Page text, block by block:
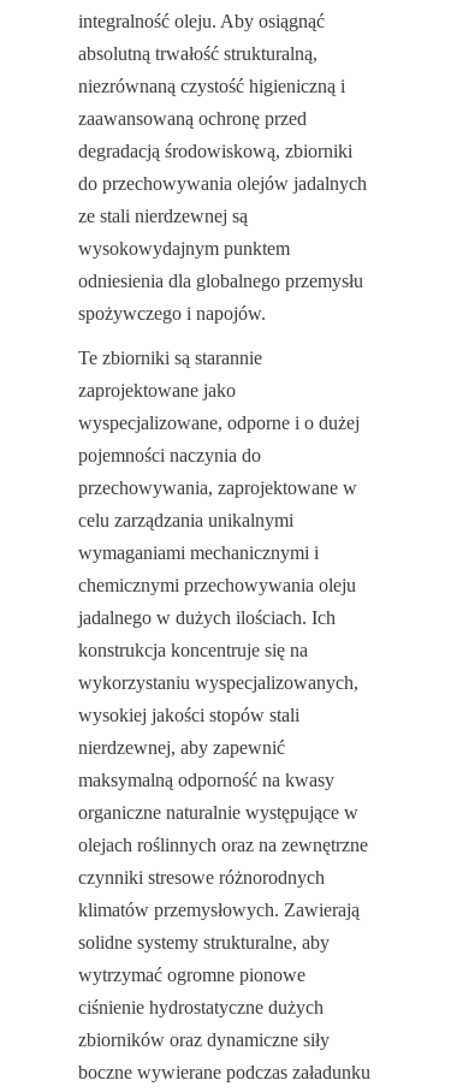
integralność oleju. Aby osiągnąć
absolutną trwałość strukturalną,
niezrównaną czystość higieniczną i
zaawansowaną ochronę przed
degradacją środowiskową, zbiorniki
do przechowywania olejów jadalnych
ze stali nierdzewnej są
wysokowydajnym punktem
odniesienia dla globalnego przemysłu
spożywczego i napojów.
Te zbiorniki są starannie
zaprojektowane jako
wyspecjalizowane, odporne i o dużej
pojemności naczynia do
przechowywania, zaprojektowane w
celu zarządzania unikalnymi
wymaganiami mechanicznymi i
chemicznymi przechowywania oleju
jadalnego w dużych ilościach. Ich
konstrukcja koncentruje się na
wykorzystaniu wyspecjalizowanych,
wysokiej jakości stopów stali
nierdzewnej, aby zapewnić
maksymalną odporność na kwasy
organiczne naturalnie występujące w
olejach roślinnych oraz na zewnętrzne
czynniki stresowe różnorodnych
klimatów przemysłowych. Zawierają
solidne systemy strukturalne, aby
wytrzymać ogromne pionowe
ciśnienie hydrostatyczne dużych
zbiorników oraz dynamiczne siły
boczne wywierane podczas załadunku